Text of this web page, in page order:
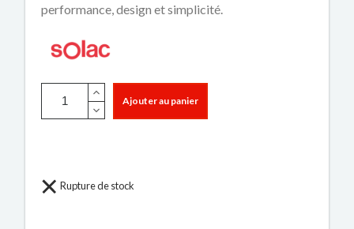
performance, design et simplicité.
Ajouter au panier
Rupture de stock